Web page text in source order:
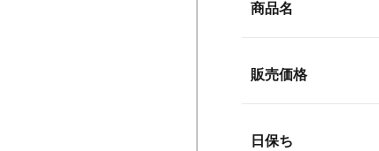
商品名
販売価格
日保ち